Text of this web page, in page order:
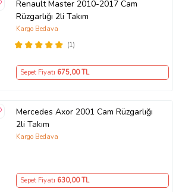
Renault Master 2010-2017 Cam
Rüzgarlığı 2li Takım
(1)
Kargo Bedava
Sepet Fiyatı 675,00 TL
Mercedes Axor 2001 Cam Rüzgarlığı
2li Takım
Kargo Bedava
Sepet Fiyatı 630,00 TL